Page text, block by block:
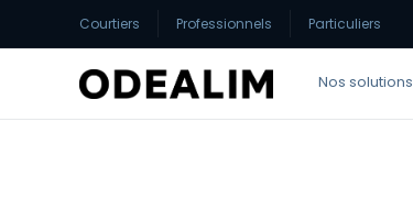
Courtiers Professionnels Particuliers
Nos solutions